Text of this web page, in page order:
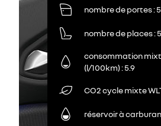
nombre de portes 5
nombre de places 5
consommation
(l/100km) 5.9
CO2 cycle mixte
réservoir à